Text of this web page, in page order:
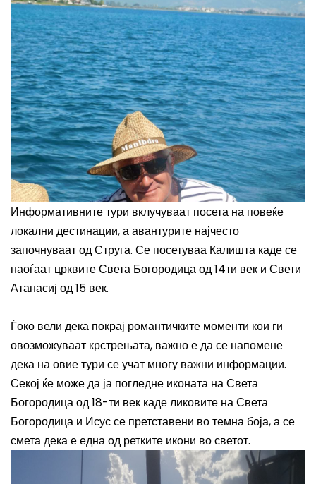
Информативните тури вклучуваат посета на повеќе
локални дестинации, а авантурите најчесто
започнуваат од Струга. Се посетуваа Калишта каде се
наоѓаат црквите Света Богородица од 14ти век и Свети
Атанасиј од 15 век.
Ѓоко вели дека покрај романтичките моменти кои ги
овозможуваат крстрењата, важно е да се напомене
дека на овие тури се учат многу важни информации.
Секој ќе може да ја погледне иконата на Света
Богородица од 18-ти век каде ликовите на Света
Богородица и Исус се претставени во темна боја, а се
смета дека е една од ретките икони во светот.